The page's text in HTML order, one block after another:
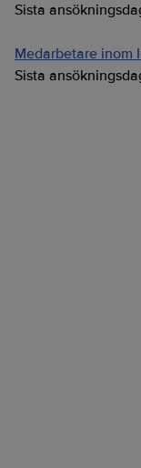
Sista
Medarbetare inom
Sista